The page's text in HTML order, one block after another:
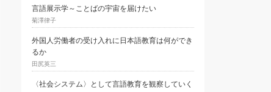
言語展示学～ことばの宇宙を届けたい
菊澤律子
外国人労働者の受け入れに日本語教育は何ができ
るか
田尻英三
〈社会システム〉として言語教育を観察していく